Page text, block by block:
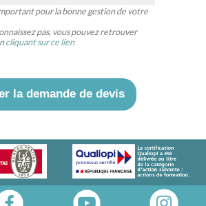
pour la bonne gestion de votre
pas, vous pouvez retrouver
cliquant sur ce lien
la demande de devis